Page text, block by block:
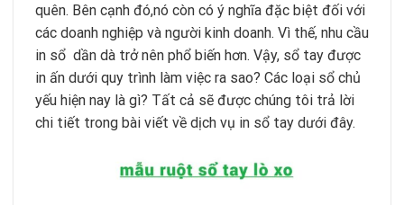
quên. Bên cạnh đó,nó còn có ý nghĩa đặc biệt đối với
các doanh nghiệp và người kinh doanh. Vì thế, nhu cầu
in sổ dần dà trở nên phổ biến hơn. Vậy, sổ tay được
in ấn dưới quy trình làm việc ra sao? Các loại sổ chủ
yếu hiện nay là gì? Tất cả sẽ được chúng tôi trả lời
chi tiết trong bài viết về dịch vụ in sổ tay dưới đây.